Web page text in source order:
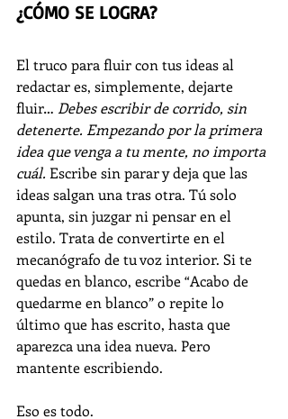
¿CÓMO SE LOGRA?
El truco para fluir con tus ideas al
redactar es, simplemente, dejarte
fluir… Debes escribir de corrido, sin
detenerte. Empezando por la primera
idea que venga a tu mente, no importa
cuál. Escribe sin parar y deja que las
ideas salgan una tras otra. Tú solo
apunta, sin juzgar ni pensar en el
estilo. Trata de convertirte en el
mecanógrafo de tu voz interior. Si te
quedas en blanco, escribe “Acabo de
quedarme en blanco” o repite lo
último que has escrito, hasta que
aparezca una idea nueva. Pero
mantente escribiendo.
Eso es todo.